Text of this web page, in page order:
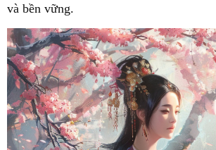
và bền vững.